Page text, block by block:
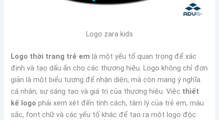
Logo zara kids
Logo thời trang trẻ em là một yếu tố quan trọng để xác
định và tạo dấu ấn cho các thương hiệu. Logo không chỉ đơn
giản là một biểu tượng để nhận diện, mà còn mang ý nghĩa
cá nhân, sự sáng tạo và giá trị của thương hiệu. Việc thiết
kế logo phải xem xét đến tính cách, tâm lý của trẻ em, màu
sắc, font chữ và các yếu tố khác để tạo ra một logo độc